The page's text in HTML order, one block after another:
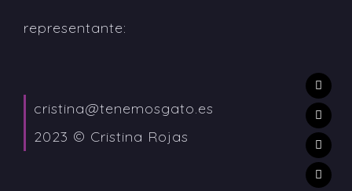
representante:
cristina@tenemosgato.es
2023 © Cristina Rojas